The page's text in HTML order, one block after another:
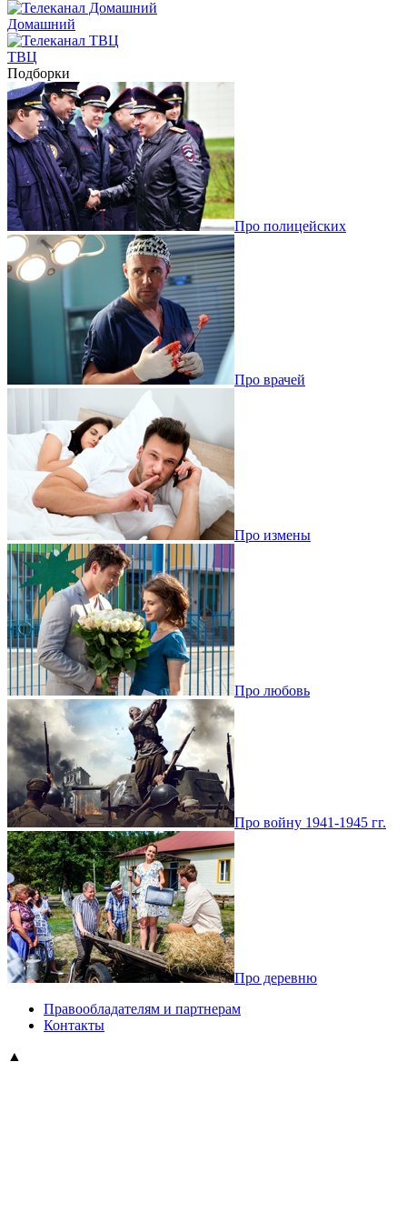
Домашний
ТВЦ
Подборки
Про полицейских
Про врачей
Про измены
Про любовь
Про войну 1941-1945 гг.
Про деревню
Правообладателям и партнерам
Контакты
▲